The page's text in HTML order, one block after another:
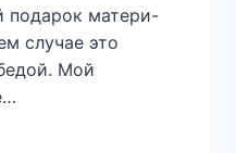
подарок матери-
случае это
Мой